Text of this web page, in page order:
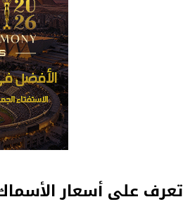
تعرف على أسعار